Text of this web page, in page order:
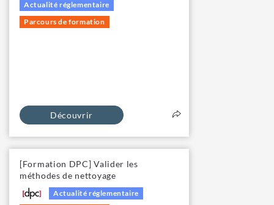
Actualité réglementaire
Parcours de formation
Découvrir
[Formation DPC] Valider les
méthodes de nettoyage
Actualité réglementaire